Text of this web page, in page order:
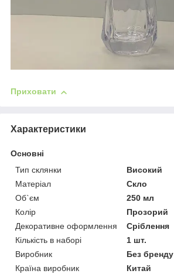
Приховати
Характеристики
Основні
Тип склянки
Високий
Матеріал
Скло
Об`єм
250 мл
Колір
Прозорий
Декоративне оформлення
Сріблення
Кількість в наборі
1 шт.
Виробник
Без бренду
Країна виробник
Китай